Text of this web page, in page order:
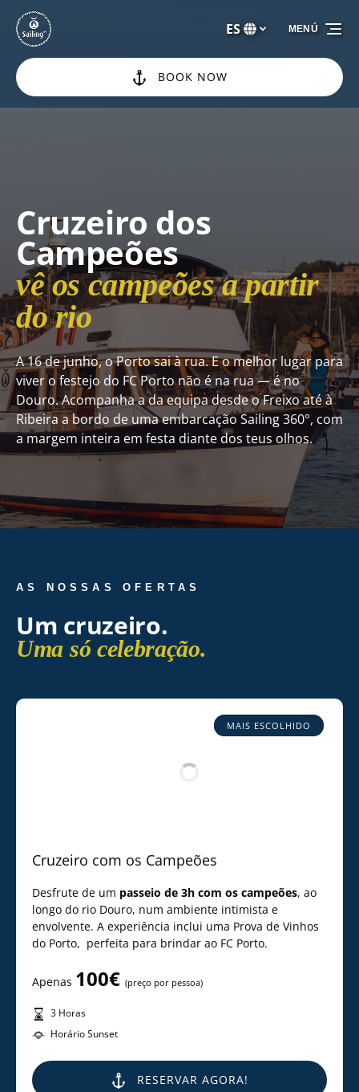
Saltar a la navegación principal
Saltar al contenido
Saltar al pie de página
Selecciona
tu
ES
BOOK NOW
MENÚ
Cruzeiro dos
Campeões
vê os campeões a partir
do rio
A 16 de junho, o Porto sai à rua. E o melhor lugar para
viver o festejo do FC Porto não é na rua — é no
Douro. Acompanha a da equipa desde o Freixo até à
Ribeira a bordo de uma embarcação Sailing 360°, com
a margem inteira em festa diante dos teus olhos.
AS NOSSAS OFERTAS
Um cruzeiro.
Uma só celebração.
MAIS ESCOLHIDO
Cruzeiro com os Campeões
Desfrute de um passeio de 3h com os campeões, ao
longo do rio Douro, num ambiente intimista e
envolvente. A experiência inclui uma Prova de Vinhos
do Porto, perfeita para brindar ao FC Porto.
Apenas 100€ (preço por pessoa)
3 Horas
Horário Sunset
RESERVAR AGORA!